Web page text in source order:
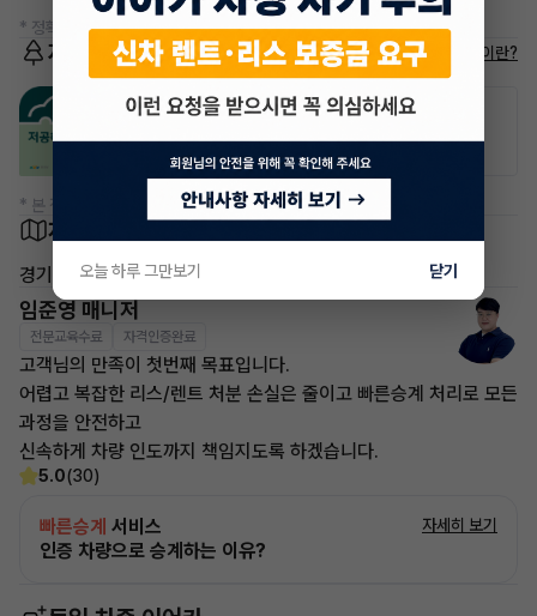
* 정확한 정보는 판매자와 반드시 확인하시기 바랍니다.
저공해차량 정보 저공해차량이란?
공항주차장
20% 할인
공영주차장
50% 할인
* 본 정보는 지자체마다 다를 수 있으니 실제 정보와 확인해 주세요.
차량 위치
경기 시흥시
임준영 매니저
전문교육수료 자격인증완료
고객님의 만족이 첫번째 목표입니다.
어렵고 복잡한 리스/렌트 처분 손실은 줄이고 빠른승계 처리로 모든
과정을 안전하고
신속하게 차량 인도까지 책임지도록 하겠습니다.
5.0(30)
빠른승계 서비스
인증 차량으로 승계하는 이유?
자세히 보기
오늘 하루 그만보기 닫기